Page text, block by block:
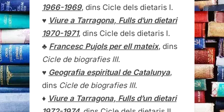
1966-1969, dins Cicle dels dietaris I.
♥ Viure a Tarragona, Fulls d’un dietari
1970-1971, dins Cicle dels dietaris I.
♣ Francesc Pujols per ell mateix, dins
Cicle de biografies III.
♥ Geografia espiritual de Catalunya,
dins Cicle de biografies III.
♦ Viure a Tarragona, Fulls d’un dietari